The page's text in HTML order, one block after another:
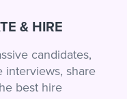
& HIRE
candidates,
interviews, share
best hire